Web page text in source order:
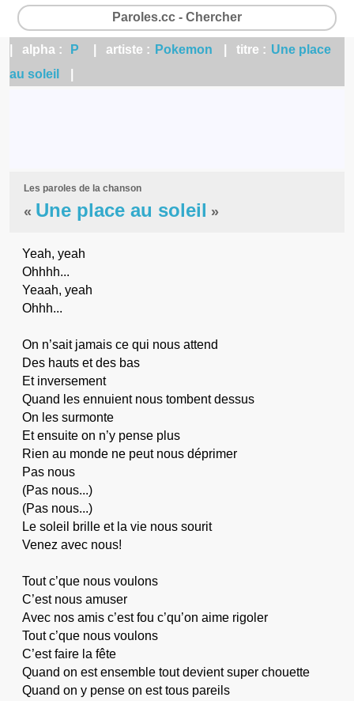
Paroles.cc - Chercher
| alpha : P | artiste : Pokemon | titre : Une place
au soleil
Les paroles de la chanson
« Une place au soleil »
Yeah, yeah
Ohhhh...
Yeaah, yeah
Ohhh...
On n’sait jamais ce qui nous attend
Des hauts et des bas
Et inversement
Quand les ennuient nous tombent dessus
On les surmonte
Et ensuite on n’y pense plus
Rien au monde ne peut nous déprimer
Pas nous
(Pas nous...)
(Pas nous...)
Le soleil brille et la vie nous sourit
Venez avec nous!
Tout c’que nous voulons
C’est nous amuser
Avec nos amis c’est fou c’qu’on aime rigoler
Tout c’que nous voulons
C’est faire la fête
Quand on est ensemble tout devient super chouette
Quand on y pense on est tous pareils